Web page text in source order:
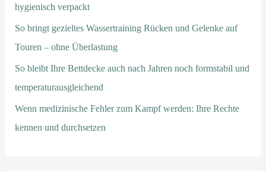
hygienisch verpackt
So bringt gezieltes Wassertraining Rücken und Gelenke auf
Touren – ohne Überlastung
So bleibt Ihre Bettdecke auch nach Jahren noch formstabil und
temperaturausgleichend
Wenn medizinische Fehler zum Kampf werden: Ihre Rechte
kennen und durchsetzen